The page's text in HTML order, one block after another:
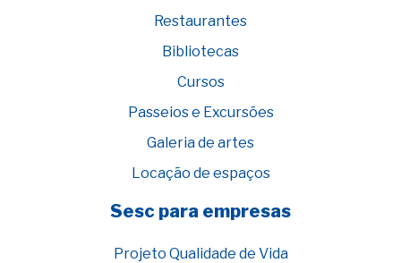
Restaurantes
Bibliotecas
Cursos
Passeios e Excursões
Galeria de artes
Locação de espaços
Sesc para empresas
Projeto Qualidade de Vida